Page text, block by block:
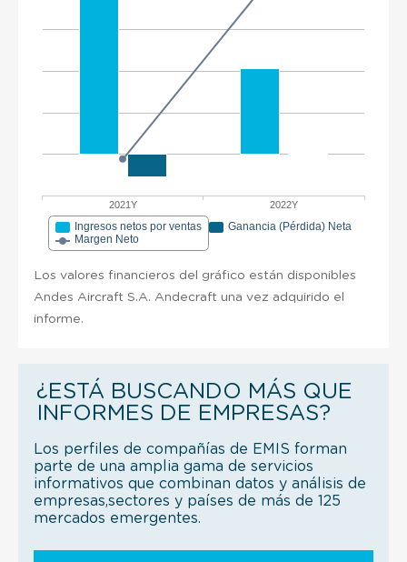
2021Y 2022Y
Ingresos netos por ventas
Ganancia (Pérdida) Neta
Margen Neto
Los valores financieros del gráfico están disponibles
Andes Aircraft S.A. Andecraft una vez adquirido el
informe.
¿ESTÁ BUSCANDO MÁS QUE
INFORMES DE EMPRESAS?
Los perfiles de compañías de EMIS forman
parte de una amplia gama de servicios
informativos que combinan datos y análisis de
empresas,sectores y países de más de 125
mercados emergentes.